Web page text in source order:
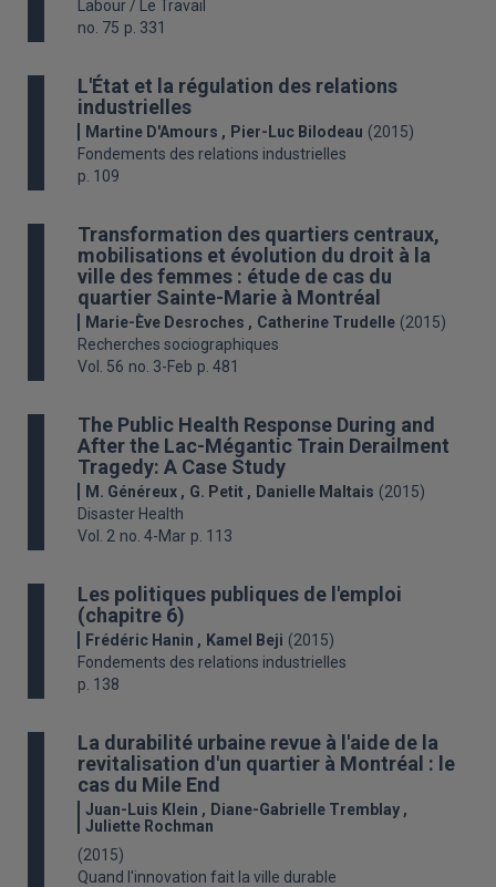
Labour / Le Travail
no. 75 p. 331
L'État et la régulation des relations
industrielles
Martine D'Amours Pier-Luc Bilodeau (2015)
Fondements des relations industrielles
p. 109
Transformation des quartiers centraux,
mobilisations et évolution du droit à la
ville des femmes : étude de cas du
quartier Sainte-Marie à Montréal
Marie-Ève Desroches Catherine Trudelle (2015)
Recherches sociographiques
Vol. 56 no. 3-Feb p. 481
The Public Health Response During and
After the Lac-Mégantic Train Derailment
Tragedy: A Case Study
M. Généreux G. Petit Danielle Maltais (2015)
Disaster Health
Vol. 2 no. 4-Mar p. 113
Les politiques publiques de l'emploi
(chapitre 6)
Frédéric Hanin Kamel Beji (2015)
Fondements des relations industrielles
p. 138
La durabilité urbaine revue à l'aide de la
revitalisation d'un quartier à Montréal : le
cas du Mile End
Juan-Luis Klein
Diane-Gabrielle Tremblay
Juliette Rochman
(2015)
Quand l'innovation fait la ville durable